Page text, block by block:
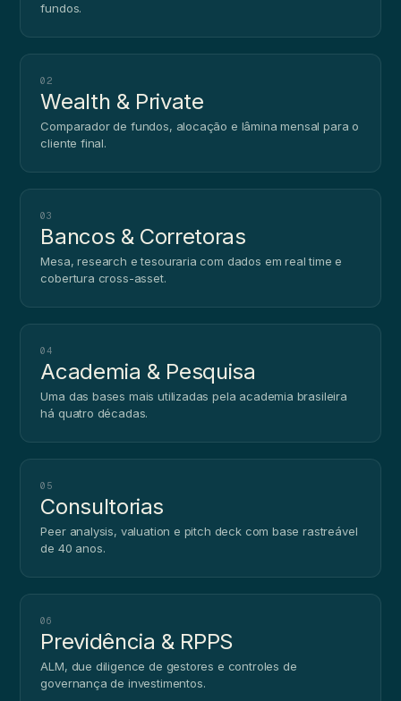
fundos.
02
Wealth & Private
Comparador de fundos, alocação e lâmina mensal para o
cliente final.
03
Bancos & Corretoras
Mesa, research e tesouraria com dados em real time e
cobertura cross-asset.
04
Academia & Pesquisa
Uma das bases mais utilizadas pela academia brasileira
há quatro décadas.
05
Consultorias
Peer analysis, valuation e pitch deck com base rastreável
de 40 anos.
06
Previdência & RPPS
ALM, due diligence de gestores e controles de
governança de investimentos.